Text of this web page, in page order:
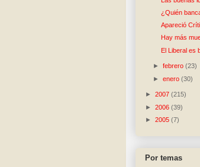
¿Quién
Apareció
Hay más
El Liberal es
►febrero(23)
►enero(30)
► 2007 (215)
► 2006 (39)
► 2005 (7)
Por temas